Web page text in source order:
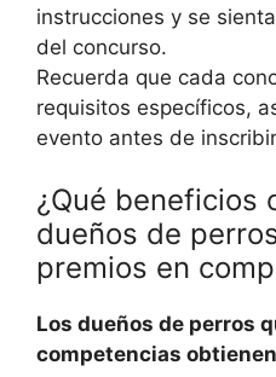
instrucciones y se
del concurso.
Recuerda que cada
requisitos específicos,
evento antes de
¿Qué beneficios
dueños de
premios en
Los dueños de perros
competencias